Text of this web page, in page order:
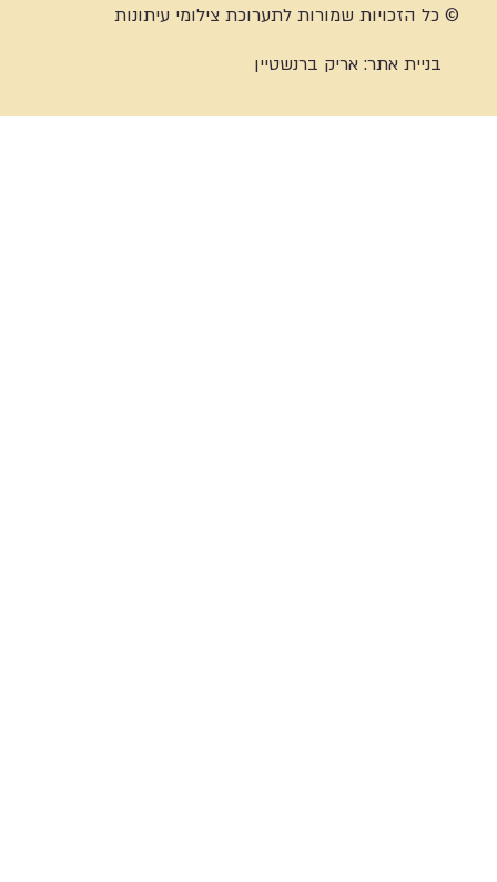
© כל הזכויות שמורות לתערוכת צילומי עיתונות
בניית אתר:אריק ברנשטיין